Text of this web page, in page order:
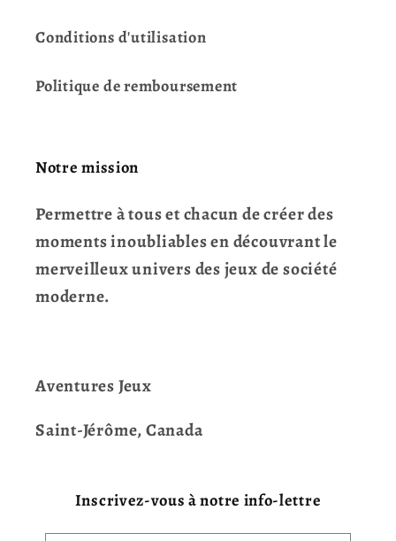
Conditions d'utilisation
Politique de remboursement
Notre mission
Permettre à tous et chacun de créer des
moments inoubliables en découvrant le
merveilleux univers des jeux de société
moderne.
Aventures Jeux
Saint-Jérôme, Canada
Inscrivez-vous à notre info-lettre